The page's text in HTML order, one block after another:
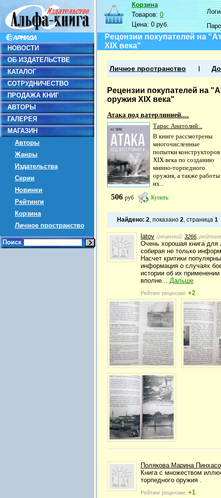
НОВОСТИ
ОБ ИЗДАТЕЛЬСТВЕ
КАТАЛОГ
СОТРУДНИЧЕСТВО
ПРОДАЖА КНИГ
АВТОРЫ
ГАЛЕРЕЯ
МАГАЗИН
Авторы
Жанры
Издательства
Серии
Новинки
Рейтинги
Корзина
Личное пространство
Поиск
Корзина
Товаров:0
Цена:0 руб.
Рецензии покупателей на
XIX века"
Личное пространство
Рецензии покупателей на
оружия XIX века"
Атака под ватерлинией....
Тарас Анатолий...
В книге рассмотрены
многочисленные
попытки конструкторов
XIX века по созданию
минно-торпедного
оружия, а также работы
их...
506 руб Купить
Найдено: 2, показано 2, страница 1
latov (рецензий: 3266 ,
Очень хорошая книга для
собирая не только
Насчет критики
информация о случаях
истории об их
вполне... Дальше
Рейтинг рецензии: +2
Полякова Марина
Книга с множеством
торпедного оружия .
Рейтинг рецензии: +1